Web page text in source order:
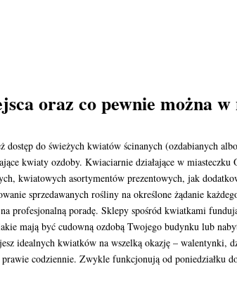
oraz co pewnie można w
dostęp do świeżych kwiatów ścinanych (ozdabianych
kwiaty ozdoby. Kwiaciarnie działające w miasteczku
kwiatowych asortymentów prezentowych, jak
sprzedawanych rośliny na określone żądanie
profesjonalną poradę. Sklepy spośród kwiatkami
mają być cudowną ozdobą Twojego budynku lub
idealnych kwiatków na wszelką okazję – walentynki,
codziennie. Zwykle funkcjonują od poniedziałku